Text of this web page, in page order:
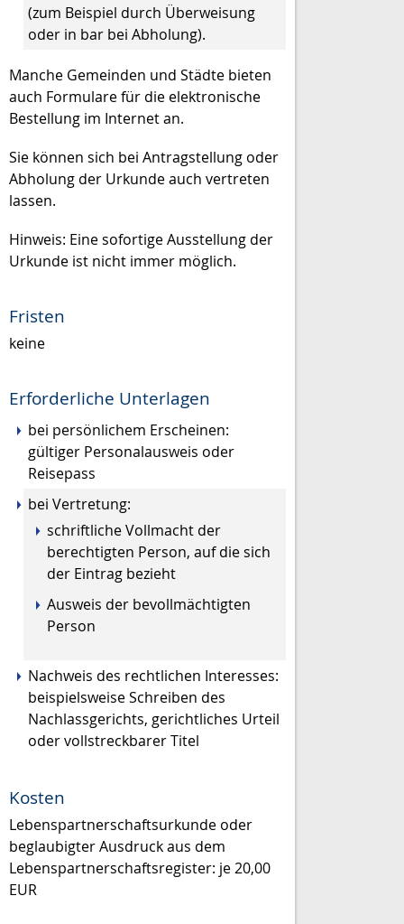
(zum Beispiel durch Überweisung
oder in bar bei Abholung).
Manche Gemeinden und Städte bieten
auch Formulare für die elektronische
Bestellung im Internet an.
Sie können sich bei Antragstellung oder
Abholung der Urkunde auch vertreten
lassen.
Hinweis: Eine sofortige Ausstellung der
Urkunde ist nicht immer möglich.
Fristen
keine
Erforderliche Unterlagen
bei persönlichem Erscheinen:
gültiger Personalausweis oder
Reisepass
bei Vertretung:
schriftliche Vollmacht der
berechtigten Person, auf die sich
der Eintrag bezieht
Ausweis der bevollmächtigten
Person
Nachweis des rechtlichen Interesses:
beispielsweise Schreiben des
Nachlassgerichts, gerichtliches Urteil
oder vollstreckbarer Titel
Kosten
Lebenspartnerschaftsurkunde oder
beglaubigter Ausdruck aus dem
Lebenspartnerschaftsregister: je 20,00
EUR